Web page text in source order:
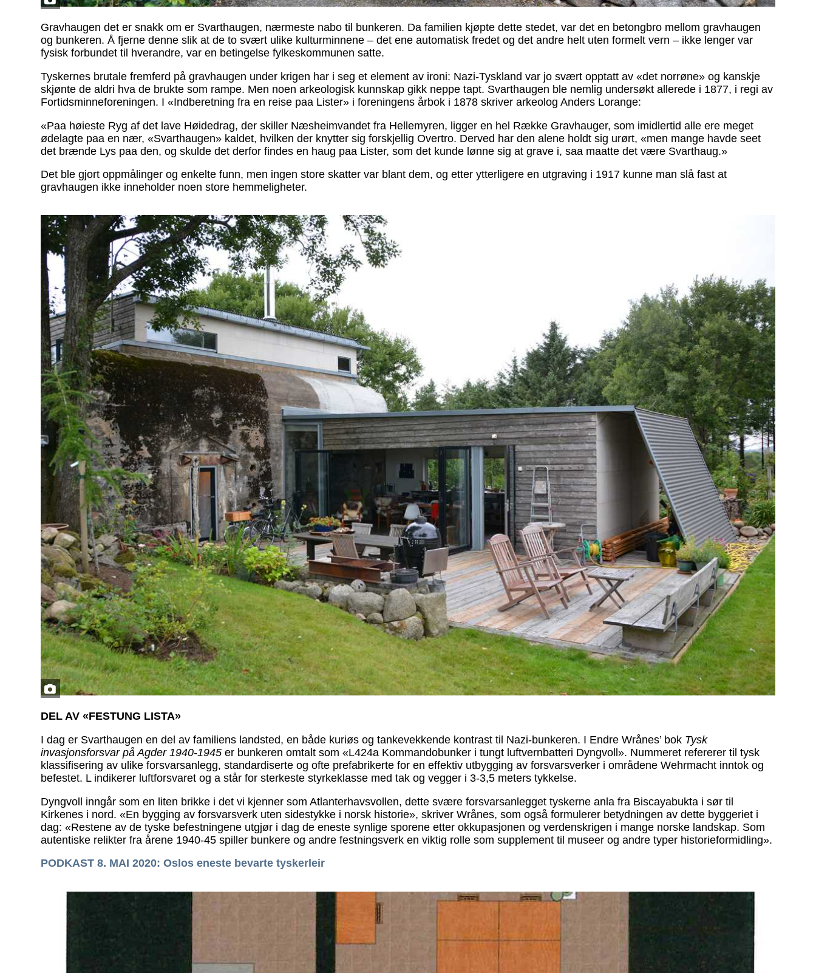
Gravhaugen det er snakk om er Svarthaugen, nærmeste nabo til bunkeren. Da familien kjøpte dette stedet, var det en betongbro mellom gravhaugen
og bunkeren. Å fjerne denne slik at de to svært ulike kulturminnene – det ene automatisk fredet og det andre helt uten formelt vern – ikke lenger var
fysisk forbundet til hverandre, var en betingelse fylkeskommunen satte.
Tyskernes brutale fremferd på gravhaugen under krigen har i seg et element av ironi: Nazi-Tyskland var jo svært opptatt av «det norrøne» og kanskje
skjønte de aldri hva de brukte som rampe. Men noen arkeologisk kunnskap gikk neppe tapt. Svarthaugen ble nemlig undersøkt allerede i 1877, i regi av
Fortidsminneforeningen. I «Indberetning fra en reise paa Lister» i foreningens årbok i 1878 skriver arkeolog Anders Lorange:
«Paa høieste Ryg af det lave Høidedrag, der skiller Næsheimvandet fra Hellemyren, ligger en hel Række Gravhauger, som imidlertid alle ere meget
ødelagte paa en nær, «Svarthaugen» kaldet, hvilken der knytter sig forskjellig Overtro. Derved har den alene holdt sig urørt, «men mange havde seet
det brænde Lys paa den, og skulde det derfor findes en haug paa Lister, som det kunde lønne sig at grave i, saa maatte det være Svarthaug.»
Det ble gjort oppmålinger og enkelte funn, men ingen store skatter var blant dem, og etter ytterligere en utgraving i 1917 kunne man slå fast at
gravhaugen ikke inneholder noen store hemmeligheter.
DEL AV «FESTUNG LISTA»
I dag er Svarthaugen en del av familiens landsted, en både kuriøs og tankevekkende kontrast til Nazi-bunkeren. I Endre Wrånes’ bok Tysk
invasjonsforsvar på Agder 1940-1945 er bunkeren omtalt som «L424a Kommandobunker i tungt luftvernbatteri Dyngvoll». Nummeret refererer til tysk
klassifisering av ulike forsvarsanlegg, standardiserte og ofte prefabrikerte for en effektiv utbygging av forsvarsverker i områdene Wehrmacht inntok og
befestet. L indikerer luftforsvaret og a står for sterkeste styrkeklasse med tak og vegger i 3-3,5 meters tykkelse.
Dyngvoll inngår som en liten brikke i det vi kjenner som Atlanterhavsvollen, dette svære forsvarsanlegget tyskerne anla fra Biscayabukta i sør til
Kirkenes i nord. «En bygging av forsvarsverk uten sidestykke i norsk historie», skriver Wrånes, som også formulerer betydningen av dette byggeriet i
dag: «Restene av de tyske befestningene utgjør i dag de eneste synlige sporene etter okkupasjonen og verdenskrigen i mange norske landskap. Som
autentiske relikter fra årene 1940-45 spiller bunkere og andre festningsverk en viktig rolle som supplement til museer og andre typer historieformidling».
PODKAST 8. MAI 2020: Oslos eneste bevarte tyskerleir